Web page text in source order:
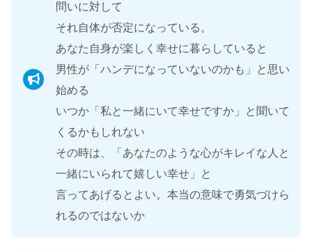
問いに対して
それ自体が否定になっている。
あなた自身が楽しく幸せに暮らしていると
男性が「ハンデになっていないのかも」と思い
始める
いつか「私と一緒にいて幸せですか」と聞いて
くるかもしれない
その時は、「あなたのような心がキレイな人と
一緒にいられて嬉しい幸せ」と
言ってあげるとよい。本当の意味で勇気づけら
れるのではないか